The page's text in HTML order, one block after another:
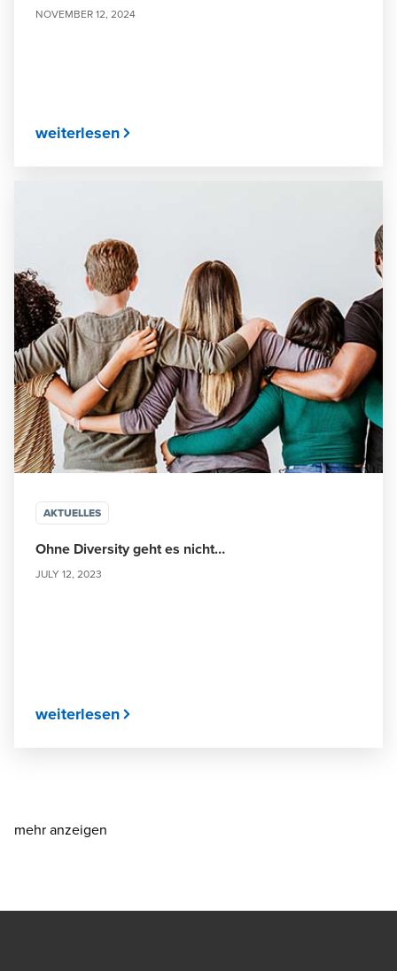
NOVEMBER 12, 2024
weiterlesen
AKTUELLES
Ohne Diversity geht es nicht…
JULY 12, 2023
weiterlesen
mehr anzeigen